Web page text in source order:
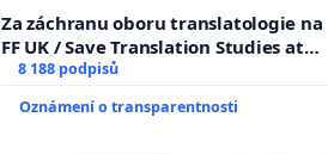
Za záchranu oboru translatologie na
FF UK / Save Translation Studies at
the Faculty of Arts, Charles
8 188 podpisů
Oznámení o transparentnosti